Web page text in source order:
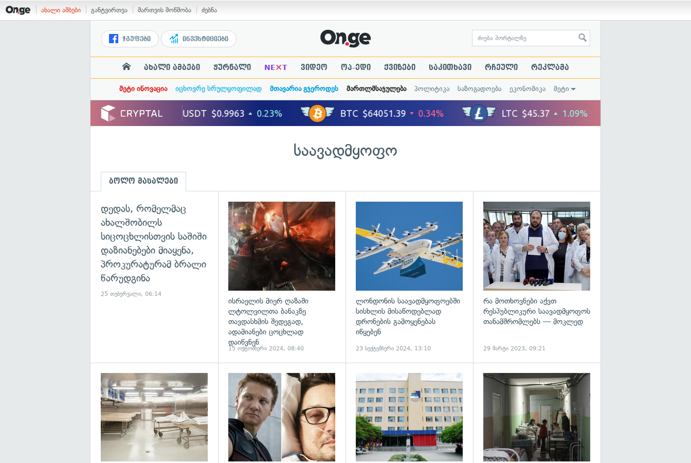
ახალი ამბები განტვირთვა მართვის მოწმობა ძებნა
ჯგუფები ინვესტიციები
ახალი ამბები ჟურნალი NE×T ვიდეო ოპ-ედი ქვიზები საკითხავი რჩეული რეკლამა
მეტი ინოვაცია იცხოვრე სრულყოფილად მთავარია გჯეროდეს მართლმსაჯულება პოლიტიკა საზოგადოება ეკონომიკა მეტი
საავადმყოფო
ბოლო მასალები
დედას, რომელმაც
ახალშობილს
სიცოცხლისთვის საშიში
დაზიანებები მიაყენა,
პროკურატურამ ბრალი
წარუდგინა
25 თებერვალი, 06:14
ისრაელის მიერ ღაზაში
ლტოლვილთა ბანაკზე
თავდასხმის შედეგად,
ადამიანები ცოცხლად
დაიწვნენ
15 ოქტომბერი 2024, 08:40
გადახედვა
ლონდონის საავადმყოფოებში
სისხლის მისაწოდებლად
დრონების გამოყენებას
იწყებენ
23 სექტემბერი 2024, 13:10
რა მოთხოვნები აქვთ
რესპუბლიკური საავადმყოფოს
თანამშრომლებს — მოკლედ
29 მარტი 2023, 09:21
გადახედვა გადახედვა